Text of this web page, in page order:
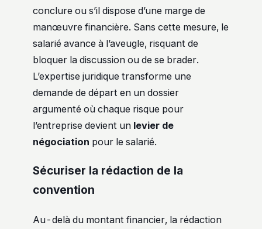
conclure ou s’il dispose d’une marge de
manœuvre financière. Sans cette mesure, le
salarié avance à l’aveugle, risquant de
bloquer la discussion ou de se brader.
L’expertise juridique transforme une
demande de départ en un dossier
argumenté où chaque risque pour
l’entreprise devient un levier de
négociation pour le salarié.
Sécuriser la rédaction de la
convention
Au-delà du montant financier, la rédaction